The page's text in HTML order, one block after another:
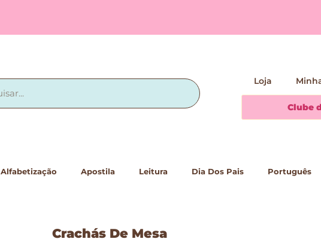
Loja
Clube
Alfabetização Apostila Leitura Dia Dos Pais Português
Crachás De Mesa